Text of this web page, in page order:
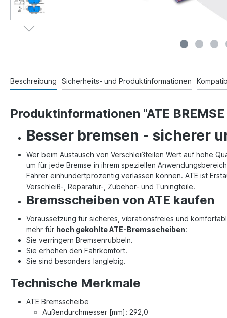
Beschreibung Sicherheits- und Produktinformationen
Produktinformationen "ATE BREMSE
Besser bremsen - sicherer
Wer beim Austausch von Verschleißteilen Wert auf hohe
um für jede Bremse in ihrem speziellen
Fahrer einhundertprozentig verlassen können. ATE ist
Verschleiß-, Reparatur-, Zubehör- und Tuningteile.
Bremsscheiben von ATE kaufen
Voraussetzung für sicheres, vibrationsfreies und
mehr für hoch gekohlte ATE-Bremsscheiben:
Sie verringern Bremsenrubbeln.
Sie erhöhen den Fahrkomfort.
Sie sind besonders langlebig.
Technische Merkmale
ATE Bremsscheibe
Außendurchmesser [mm]: 292,0